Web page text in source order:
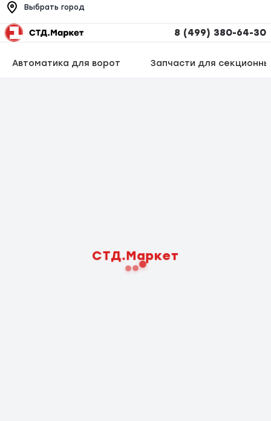
Выбрать город
8 (499) 380-64-30
Автоматика для ворот Запчасти для
СТД.Маркет